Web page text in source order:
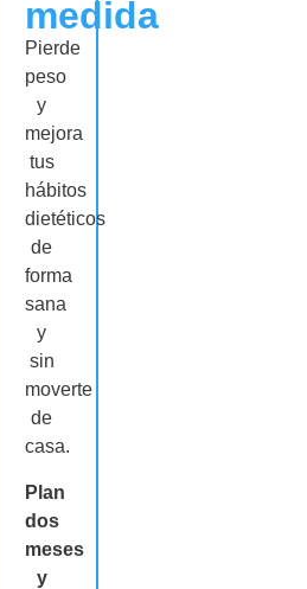
medida
Pierde
peso
y
mejora
tus
hábitos
dietéticos
de
forma
sana
y
sin
moverte
de
casa.
Plan
dos
meses
y